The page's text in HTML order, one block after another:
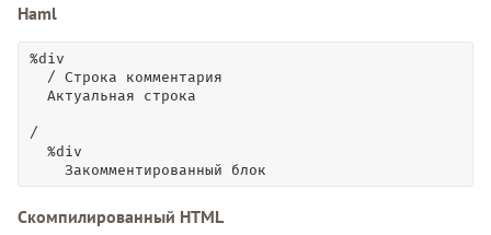
Haml
%div
  / Строка комментария
  Актуальная строка
/
  %div
    Закомментированный блок
Скомпилированный HTML